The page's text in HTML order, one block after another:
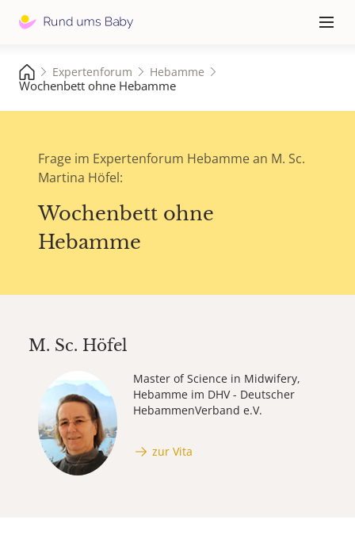
≡
Expertenforum Hebamme
Wochenbett ohne Hebamme
Frage im Expertenforum Hebamme an M. Sc.
Martina Höfel:
Wochenbett ohne
Hebamme
M. Sc. Höfel
Master of Science in Midwifery,
Hebamme im DHV - Deutscher
HebammenVerband e.V.
zur Vita